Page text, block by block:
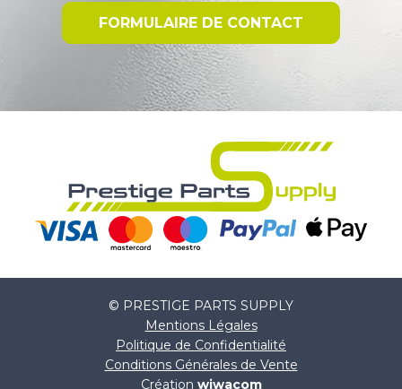
FORMULAIRE DE CONTACT
© PRESTIGE PARTS SUPPLY
Mentions Légales
Politique de Confidentialité
Conditions Générales de Vente
Création wiwacom